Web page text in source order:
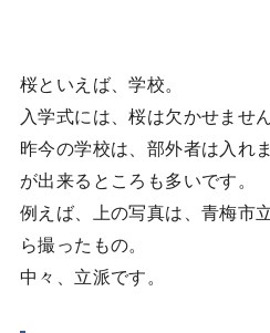
桜といえば、学校。
入学式には、桜は欠かせませ
昨今の学校は、部外者は入れ
が出来るところも多いです。
例えば、上の写真は、青梅市
ら撮ったもの。
中々、立派です。